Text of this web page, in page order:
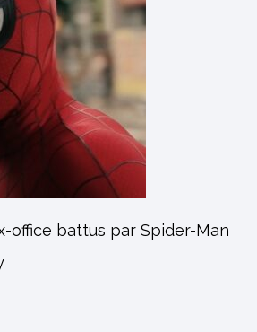
office battus par Spider-Man